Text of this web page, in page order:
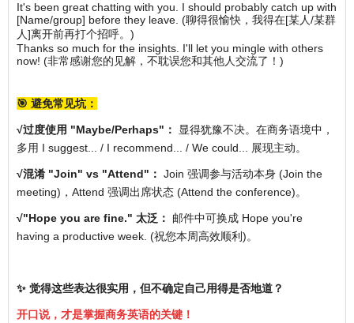
It's been great chatting with you. I should probably catch up with
[Name/group] before they leave. (聊得很愉快，我得在[某人/某群
人]离开前再打个招呼。)
Thanks so much for the insights. I'll let you mingle with others
now! (非常感谢您的见解，不耽误您和其他人交流了！)
🎯 避免常见坑：
√过度使用 "Maybe/Perhaps"：
显得犹豫不决。在商务语境中，
多用 I suggest... / I recommend... / We could... 展现主动。
√混淆 "Join" vs "Attend"： Join 强调参与活动本身 (Join the
meeting)，Attend 强调出席状态 (Attend the conference)。
√"Hope you are fine." 太泛：
邮件中可换成 Hope you're
having a productive week. (祝您本周高效顺利)。
✨ 觉得这些表达很实用，但不确定自己用得是否地道？
开口说，才是掌握商务英语的关键！